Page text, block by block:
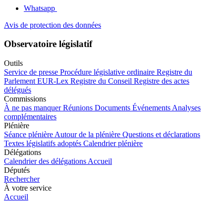
Whatsapp
Avis de protection des données
Observatoire législatif
Outils
Service de presse Procédure législative ordinaire Registre du
Parlement EUR-Lex Registre du Conseil Registre des actes
délégués
Commissions
À ne pas manquer Réunions Documents Événements Analyses
complémentaires
Plénière
Séance plénière Autour de la plénière Questions et déclarations
Textes législatifs adoptés Calendrier plénière
Délégations
Calendrier des délégations Accueil
Députés
Rechercher
À votre service
Accueil